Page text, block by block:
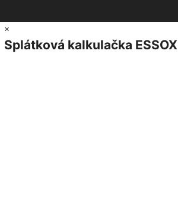
×
Splátková kalkulačka ESSOX